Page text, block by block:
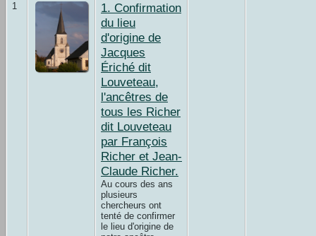
1
1. Confirmation
du lieu
d'origine de
Jacques
Ériché dit
Louveteau,
l'ancêtres de
tous les Richer
dit Louveteau
par François
Richer et Jean-
Claude Richer.
Au cours des ans
plusieurs
chercheurs ont
tenté de confirmer
le lieu d'origine de